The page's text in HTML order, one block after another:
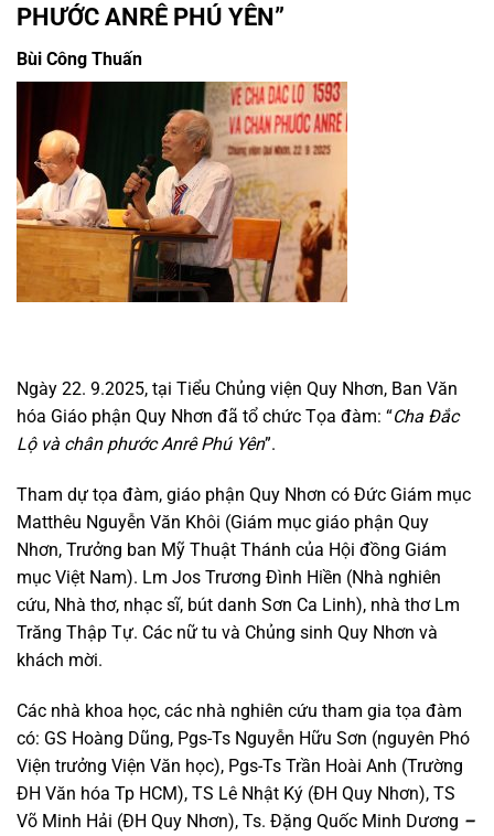
PHƯỚC ANRÊ PHÚ YÊN”
Bùi Công Thuấn
Ngày 22. 9.2025, tại Tiểu Chủng viện Quy Nhơn, Ban Văn
hóa Giáo phận Quy Nhơn đã tổ chức Tọa đàm: “Cha Đắc
Lộ và chân phước Anrê Phú Yên”.
Tham dự tọa đàm, giáo phận Quy Nhơn có Đức Giám mục
Matthêu Nguyễn Văn Khôi (Giám mục giáo phận Quy
Nhơn, Trưởng ban Mỹ Thuật Thánh của Hội đồng Giám
mục Việt Nam). Lm Jos Trương Đình Hiền (Nhà nghiên
cứu, Nhà thơ, nhạc sĩ, bút danh Sơn Ca Linh), nhà thơ Lm
Trăng Thập Tự. Các nữ tu và Chủng sinh Quy Nhơn và
khách mời.
Các nhà khoa học, các nhà nghiên cứu tham gia tọa đàm
có: GS Hoàng Dũng, Pgs-Ts Nguyễn Hữu Sơn (nguyên Phó
Viện trưởng Viện Văn học), Pgs-Ts Trần Hoài Anh (Trường
ĐH Văn hóa Tp HCM), TS Lê Nhật Ký (ĐH Quy Nhơn), TS
Võ Minh Hải (ĐH Quy Nhơn), Ts. Đặng Quốc Minh Dương –